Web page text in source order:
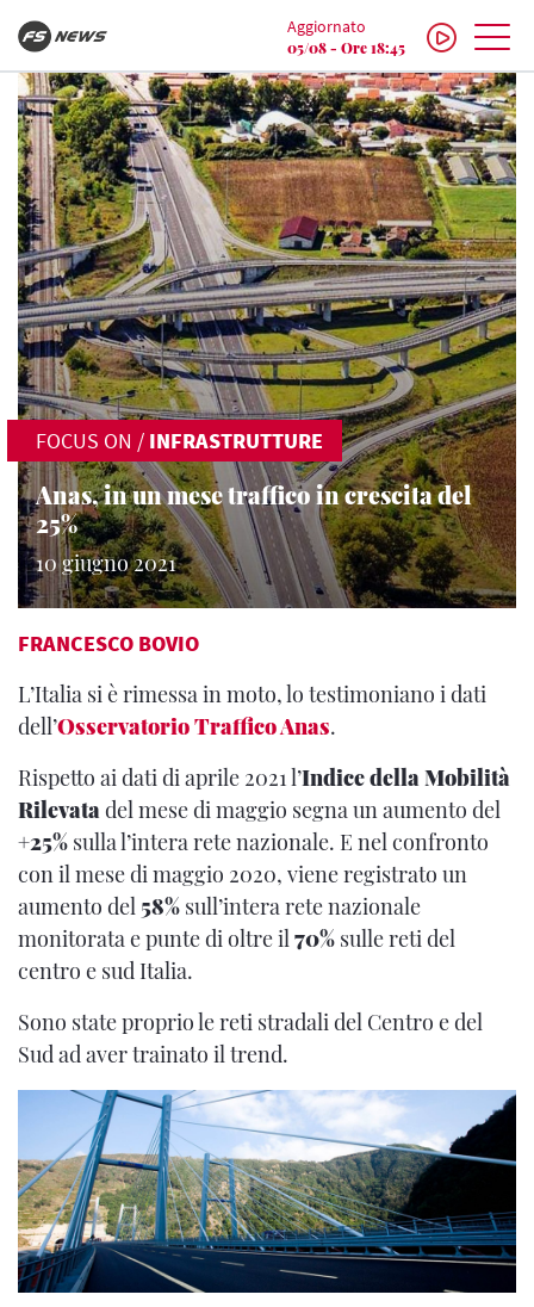
Aggiornato
05/08 - Ore 18:45
FOCUS ON / INFRASTRUTTURE
Anas, in un mese traffico in crescita del
25%
10 giugno 2021
FRANCESCO BOVIO
L’Italia si è rimessa in moto, lo testimoniano i dati
dell’Osservatorio Traffico Anas.
Rispetto ai dati di aprile 2021 l’Indice della Mobilità
Rilevatadel mese di maggio segna un aumento del
+25% sulla l’intera rete nazionale. E nel confronto
con il mese di maggio 2020, viene registrato un
aumento del 58% sull’intera rete nazionale
monitorata e punte di oltre il70% sulle reti del
centro e sud Italia.
Sono state proprio le reti stradali del Centro e del
Sud ad aver trainato il trend.